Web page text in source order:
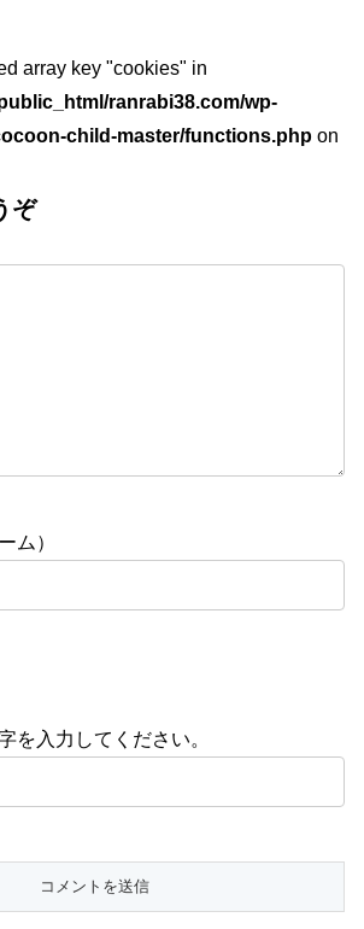
array key "cookies" in
ranrabi38.com/wp-
child-master/functions.php on
ぞ
ム）
を入力してください。